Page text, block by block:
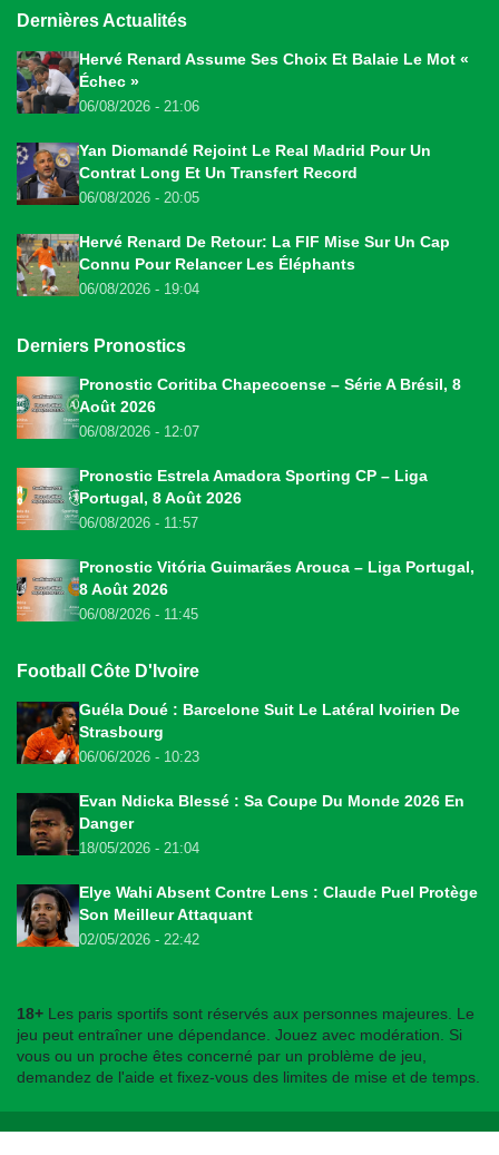
Dernières Actualités
Hervé Renard Assume Ses Choix Et Balaie Le Mot «
Échec »
06/08/2026 - 21:06
Yan Diomandé Rejoint Le Real Madrid Pour Un
Contrat Long Et Un Transfert Record
06/08/2026 - 20:05
Hervé Renard De Retour: La FIF Mise Sur Un Cap
Connu Pour Relancer Les Éléphants
06/08/2026 - 19:04
Derniers Pronostics
Pronostic Coritiba Chapecoense – Série A Brésil, 8
Août 2026
06/08/2026 - 12:07
Pronostic Estrela Amadora Sporting CP – Liga
Portugal, 8 Août 2026
06/08/2026 - 11:57
Pronostic Vitória Guimarães Arouca – Liga Portugal,
8 Août 2026
06/08/2026 - 11:45
Football Côte D'Ivoire
Guéla Doué : Barcelone Suit Le Latéral Ivoirien De
Strasbourg
06/06/2026 - 10:23
Evan Ndicka Blessé : Sa Coupe Du Monde 2026 En
Danger
18/05/2026 - 21:04
Elye Wahi Absent Contre Lens : Claude Puel Protège
Son Meilleur Attaquant
02/05/2026 - 22:42
18+ Les paris sportifs sont réservés aux personnes majeures. Le
jeu peut entraîner une dépendance. Jouez avec modération. Si
vous ou un proche êtes concerné par un problème de jeu,
demandez de l'aide et fixez-vous des limites de mise et de temps.